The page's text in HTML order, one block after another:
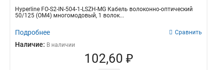
Hyperline FO-S2-IN-504-1-LSZH-MG Кабель волоконно-оптический
50/125 (OM4) многомодовый, 1 волок...
Подробнее Сравнить
Наличие: В наличии
102,60 ₽